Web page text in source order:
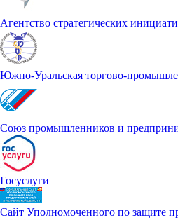
Агентство стратегических
Южно-Уральская торгово-
Союз промышленников и
Госуслуги
Сайт Уполномоченного по защите